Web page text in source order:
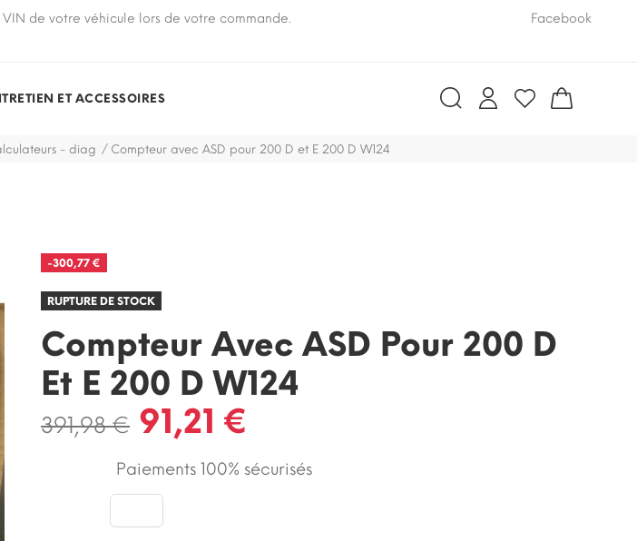
VIN de votre véhicule lors de votre commande. Pensez à nous communiquer le numéro VIN
Facebook
ET ACCESSOIRES
- diag Compteur avec ASD pour 200 D et E 200 D W124
-300,77 €
RUPTURE DE STOCK
Compteur Avec ASD Pour 200 D
Et E 200 D W124
391,98 € 91,21 €
Paiements 100% sécurisés